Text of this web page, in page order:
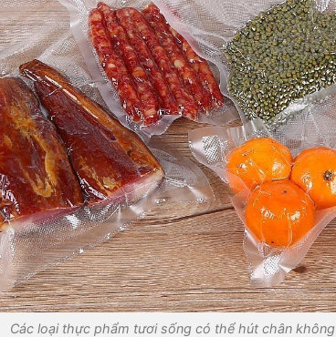
Các loại thực phẩm tươi sống có thể hút chân không